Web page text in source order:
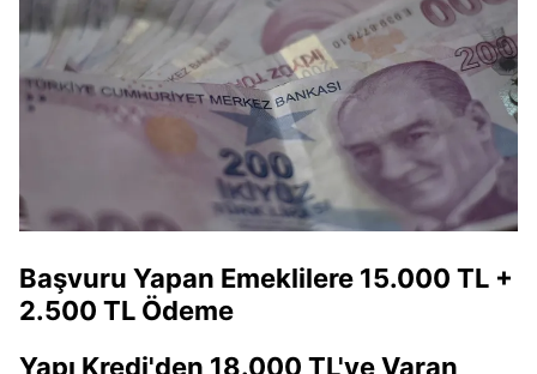
Başvuru Yapan Emeklilere 15.000 TL +
2.500 TL Ödeme
Yapı Kredi'den 18.000 TL'ye Varan